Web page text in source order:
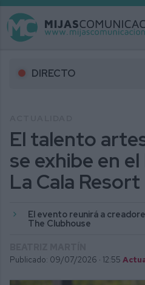
DIRECTO
El talento
se exhibe en
La Cala Resort
El evento reunirá a
The Clubhouse
Publicado: 09/07/2026 · 12:55